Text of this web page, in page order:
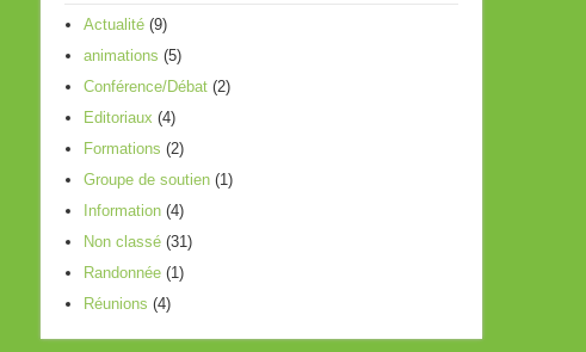
Actualité (9)
animations (5)
Conférence/Débat (2)
Editoriaux (4)
Formations (2)
Groupe de soutien (1)
Information (4)
Non classé (31)
Randonnée (1)
Réunions (4)